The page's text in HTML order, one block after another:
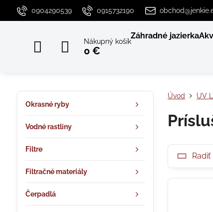
0904290539 0915732190
Nákupný košík
0 €
Záhradné jazierka
Úvod UV
Radiť
Okrasné ryby
Vodné rastliny
Filtre
Filtračné materiály
Čerpadlá